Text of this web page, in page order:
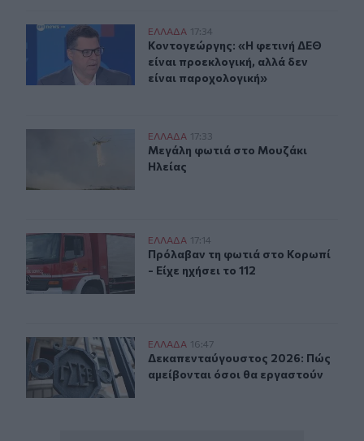
Κοντογεώργης: «Η φετινή ΔΕΘ είναι προεκλογική,
ΕΛΛAΔΑ 17:34
Κοντογεώργης: «Η φετινή ΔΕΘ
Κοντογεώργης: «Η φετινή ΔΕΘ
είναι προεκλογική, αλλά δεν
είναι παροχολογική»
Μεγάλη φωτιά στο Μουζάκι Ηλείας
ΕΛΛAΔΑ 17:33
Μεγάλη φωτιά στο Μουζάκι Ηλείας
Μεγάλη φωτιά στο Μουζάκι
Ηλείας
Πρόλαβαν τη φωτιά στο Κορωπί - Είχε ηχήσει το 112
ΕΛΛAΔΑ 17:14
Πρόλαβαν τη φωτιά στο Κορωπί -
Πρόλαβαν τη φωτιά στο Κορωπί
- Είχε ηχήσει το 112
Δεκαπενταύγουστος 2026: Πώς αμείβονται όσοι θα
ΕΛΛAΔΑ 16:47
Δεκαπενταύγουστος 2026: Πώς
Δεκαπενταύγουστος 2026: Πώς
αμείβονται όσοι θα εργαστούν